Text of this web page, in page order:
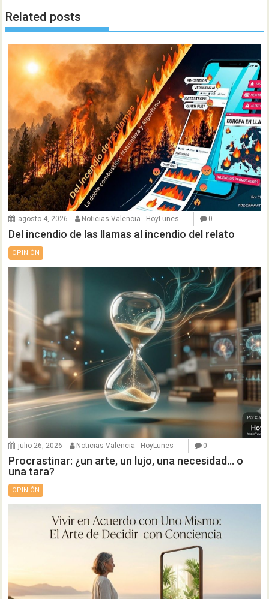
Related posts
agosto 4, 2026 Noticias Valencia - HoyLunes 0
Del incendio de las llamas al incendio del relato
OPINIÓN
julio 26, 2026 Noticias Valencia - HoyLunes 0
Procrastinar: ¿un arte, un lujo, una necesidad… o
una tara?
OPINIÓN